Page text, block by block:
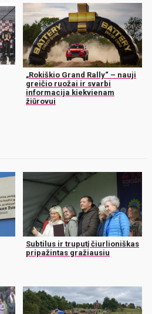
„Rokiškio Grand Rally“ – nauji
greičio ruožai ir svarbi
informacija kiekvienam
žiūrovui
Subtilus ir truputį čiurlioniškas
pripažintas gražiausiu